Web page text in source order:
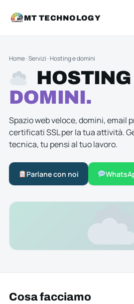
MT TECHNOLOGY
Home·Servizi ·Hosting e domini
HOSTING
DOMINI.
Spazio web veloce, domini, email
certificati SSL per la tua attività.
tecnica, tu pensi al tuo lavoro.
Parlane con noi
Cosa facciamo